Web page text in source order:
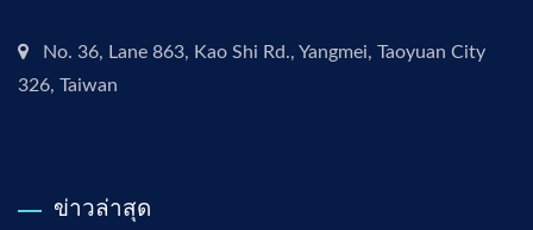
No. 36, Lane 863, Kao Shi Rd., Yangmei, Taoyuan City
326, Taiwan
ข่าวล่าสุด